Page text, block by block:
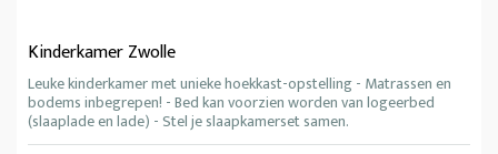
Kinderkamer Zwolle
Leuke kinderkamer met unieke hoekkast-opstelling - Matrassen en
bodems inbegrepen! - Bed kan voorzien worden van logeerbed
(slaaplade en lade) - Stel je slaapkamerset samen.